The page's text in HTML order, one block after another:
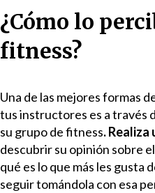
¿Cómo lo
fitness?
Una de las mejores formas
tus instructores es a través
su grupo de fitness. Realiza
descubrir su opinión sobre
qué es lo que más les gusta
seguir tomándola con esa